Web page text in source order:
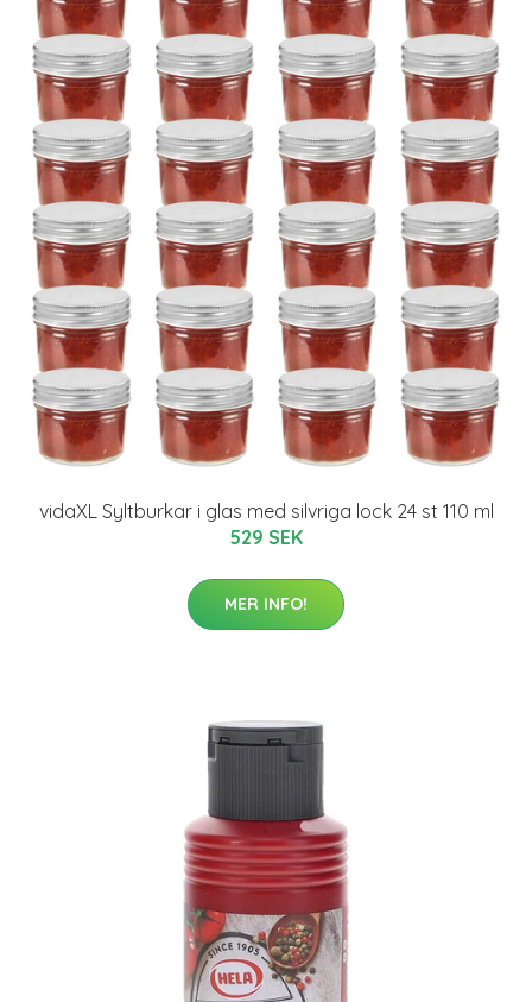
vidaXL Syltburkar i glas med silvriga lock 24 st 110 ml
529 SEK
MER INFO!